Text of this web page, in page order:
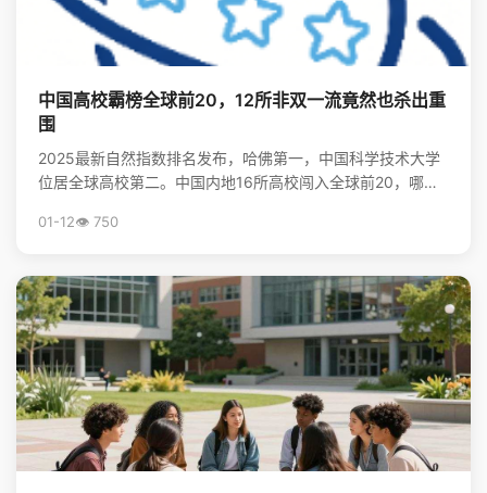
中国高校霸榜全球前20，12所非双一流竟然也杀出重
围
2025最新自然指数排名发布，哈佛第一，中国科学技术大学
位居全球高校第二。中国内地16所高校闯入全球前20，哪些
01-12👁️ 750